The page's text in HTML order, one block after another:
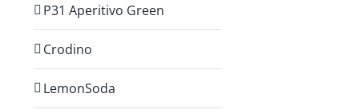
P31 Aperitivo Green
Crodino
LemonSoda